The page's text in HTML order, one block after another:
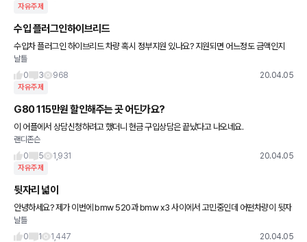
자유주제
수입 플러그인하이브리드
수입차 플러그인 하이브리드 차량 혹시 정부지원 있나요? 지원되면 어느정도 금액인지
요?
날틀
0
3 968 20.04.05
자유주제
G80 115만원 할인해주는 곳 어딘가요?
이 어플에서 상담신청하려고 했더니 현금 구입상담은 끝났다고 나오네요.
랜디존슨
0
5 1,931 20.04.05
자유주제
뒷자리 넓이
안녕하세요? 제가 이번에 bmw 520과 bmw x3 사이에서 고민중인데 어떤차량이 뒷자
리가 넓을까요?
날틀
0
1 1,447 20.04.05